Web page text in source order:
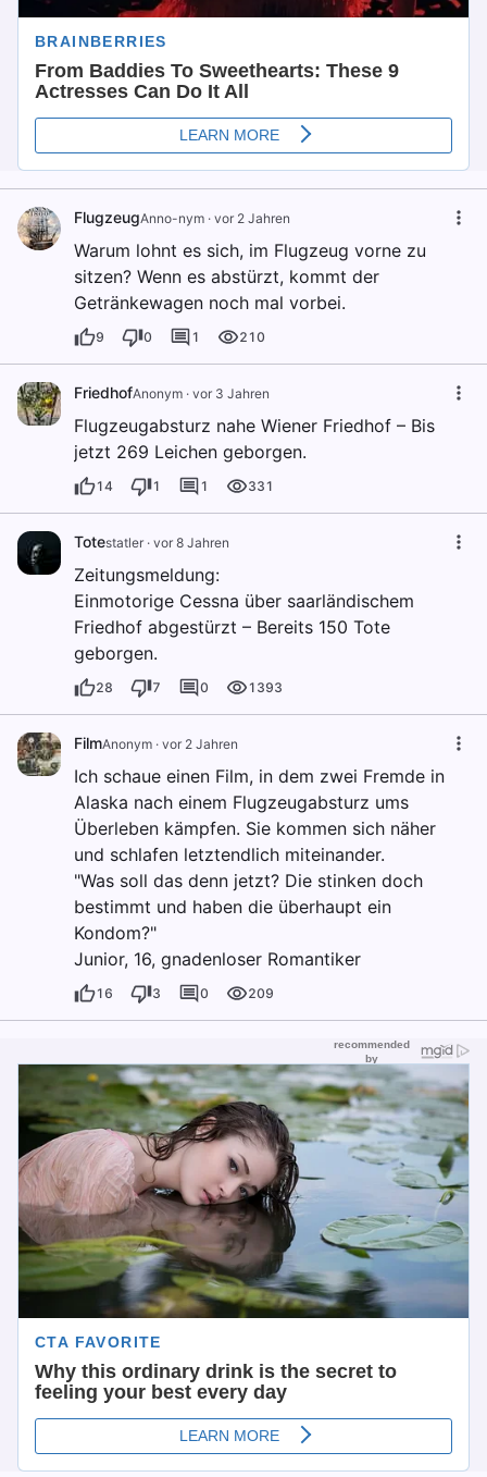
FlugzeugAnno-nym · vor 2 Jahren
Warum lohnt es sich, im Flugzeug vorne zu
sitzen? Wenn es abstürzt, kommt der
Getränkewagen noch mal vorbei.
9 0 1 210
FriedhofAnonym · vor 3 Jahren
Flugzeugabsturz nahe Wiener Friedhof – Bis
jetzt 269 Leichen geborgen.
14 1 1 331
Totestatler · vor 8 Jahren
Zeitungsmeldung:
Einmotorige Cessna über saarländischem
Friedhof abgestürzt – Bereits 150 Tote
geborgen.
28 7 0 1393
FilmAnonym · vor 2 Jahren
Ich schaue einen Film, in dem zwei Fremde in
Alaska nach einem Flugzeugabsturz ums
Überleben kämpfen. Sie kommen sich näher
und schlafen letztendlich miteinander.
"Was soll das denn jetzt? Die stinken doch
bestimmt und haben die überhaupt ein
Kondom?"
Junior, 16, gnadenloser Romantiker
16 3 0 209